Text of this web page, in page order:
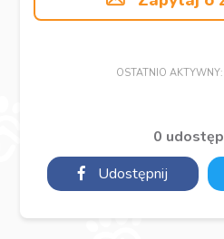
OSTATNIO
0
Udostępnij